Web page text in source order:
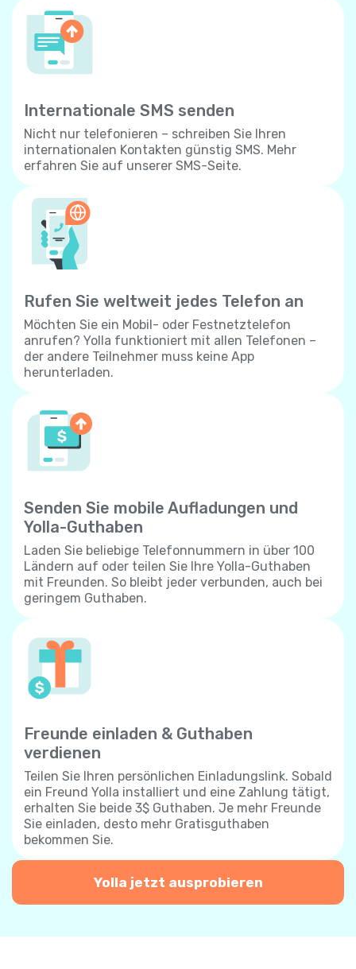
Internationale SMS senden
Nicht nur telefonieren – schreiben Sie Ihren
internationalen Kontakten günstig SMS. Mehr
erfahren Sie auf unserer SMS-Seite.
Rufen Sie weltweit jedes Telefon an
Möchten Sie ein Mobil- oder Festnetztelefon
anrufen? Yolla funktioniert mit allen Telefonen –
der andere Teilnehmer muss keine App
herunterladen.
Senden Sie mobile Aufladungen und
Yolla-Guthaben
Laden Sie beliebige Telefonnummern in über 100
Ländern auf oder teilen Sie Ihre Yolla-Guthaben
mit Freunden. So bleibt jeder verbunden, auch bei
geringem Guthaben.
Freunde einladen & Guthaben
verdienen
Teilen Sie Ihren persönlichen Einladungslink. Sobald
ein Freund Yolla installiert und eine Zahlung tätigt,
erhalten Sie beide 3$ Guthaben. Je mehr Freunde
Sie einladen, desto mehr Gratisguthaben
bekommen Sie.
Yolla jetzt ausprobieren